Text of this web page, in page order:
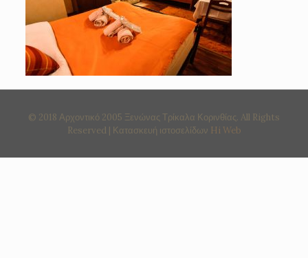
© 2018 Αρχοντικό 2005 Ξενώνας Τρίκαλα Κορινθίας. All Rights
Reserved | Κατασκευή ιστοσελίδων Hi Web